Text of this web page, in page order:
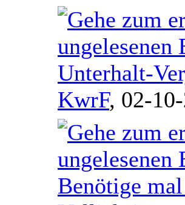
Unterhalt-
KwrF, 02-
Benötige